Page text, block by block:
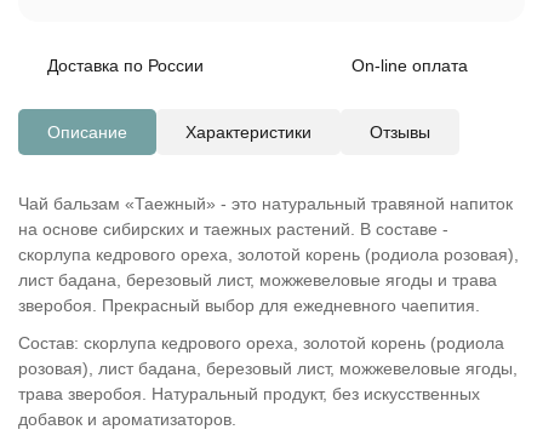
Доставка по России On-line оплата
Описание Характеристики Отзывы
Чай бальзам «Таежный» - это натуральный травяной напиток
на основе сибирских и таежных растений. В составе -
скорлупа кедрового ореха, золотой корень (родиола розовая),
лист бадана, березовый лист, можжевеловые ягоды и трава
зверобоя. Прекрасный выбор для ежедневного чаепития.
Состав: скорлупа кедрового ореха, золотой корень (родиола
розовая), лист бадана, березовый лист, можжевеловые ягоды,
трава зверобоя. Натуральный продукт, без искусственных
добавок и ароматизаторов.